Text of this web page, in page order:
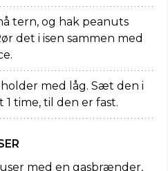
tern, og hak peanuts
det i isen sammen med
med låg. Sæt den i
1 time, til den er fast.
med en gasbrænder,